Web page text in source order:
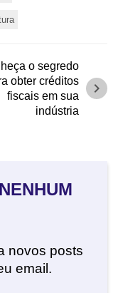
o segredo
obter créditos
fiscais em sua
indústria
chevron_right
novos posts
email.